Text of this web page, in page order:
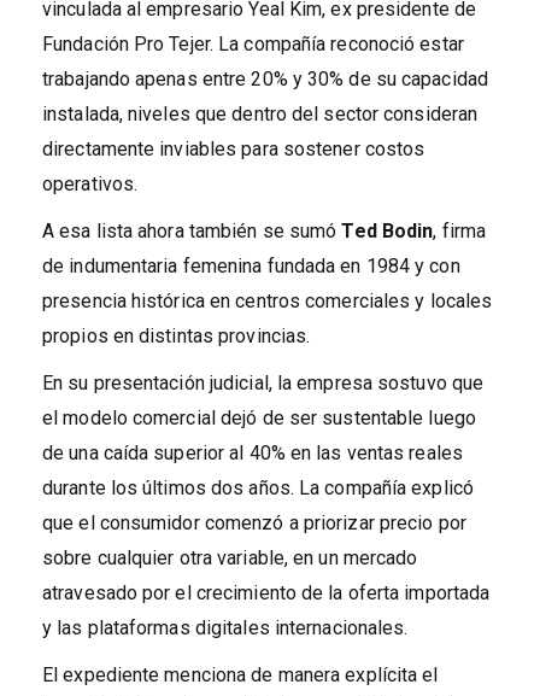
vinculada al empresario Yeal Kim, ex presidente de
Fundación Pro Tejer. La compañía reconoció estar
trabajando apenas entre 20% y 30% de su capacidad
instalada, niveles que dentro del sector consideran
directamente inviables para sostener costos
operativos.
A esa lista ahora también se sumóTed Bodin, firma
de indumentaria femenina fundada en 1984 y con
presencia histórica en centros comerciales y locales
propios en distintas provincias.
En su presentación judicial, la empresa sostuvo que
el modelo comercial dejó de ser sustentable luego
de una caída superior al 40% en las ventas reales
durante los últimos dos años. La compañía explicó
que el consumidor comenzó a priorizar precio por
sobre cualquier otra variable, en un mercado
atravesado por el crecimiento de la oferta importada
y las plataformas digitales internacionales.
El expediente menciona de manera explícita el